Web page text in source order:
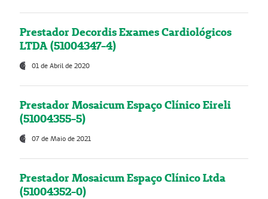
Prestador Decordis Exames Cardiológicos
LTDA (51004347-4)
01 de Abril de 2020
Prestador Mosaicum Espaço Clínico Eireli
(51004355-5)
07 de Maio de 2021
Prestador Mosaicum Espaço Clínico Ltda
(51004352-0)